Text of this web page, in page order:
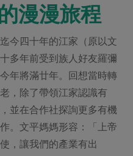
漫漫旅程
今四十年的江家（原以文
多年前受到族人好友羅彌
年將滿廿年。回想當時轉
，除了帶領江家認識有
並在合作社探詢更多有機
。文平媽媽形容：「上帝
，讓我們的產業有出